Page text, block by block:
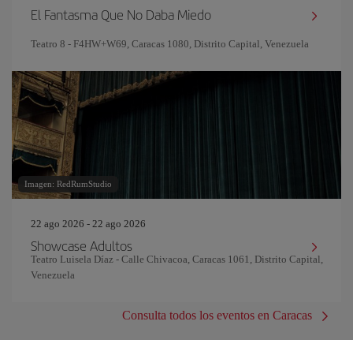
El Fantasma Que No Daba Miedo
Teatro 8 - F4HW+W69, Caracas 1080, Distrito Capital, Venezuela
Imagen: RedRumStudio
22 ago 2026 - 22 ago 2026
Showcase Adultos
Teatro Luisela Díaz - Calle Chivacoa, Caracas 1061, Distrito Capital,
Venezuela
Consulta todos los eventos en Caracas